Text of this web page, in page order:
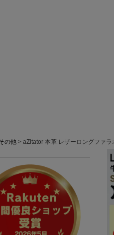
の他 aZitator 本革 レザーロングファ